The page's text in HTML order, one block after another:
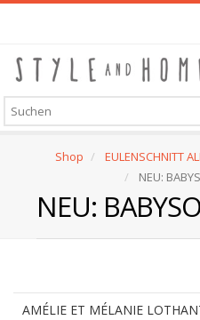
Skip
content
Shop EULENSCHNITT
NEU:
NEU:
AMÉLIE ET MÉLANIE